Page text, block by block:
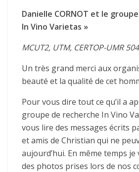
Danielle CORNOT et le
In Vino Varietas »
MCUT2, UTM, CERTOP-UMR
Un très grand merci aux
beauté et la qualité de cet
Pour vous dire tout ce qu’il a
groupe de recherche In Vino
vous lire des messages écrits
et amis de Christian qui ne
aujourd’hui. En même temps
des photos prises lors de nos